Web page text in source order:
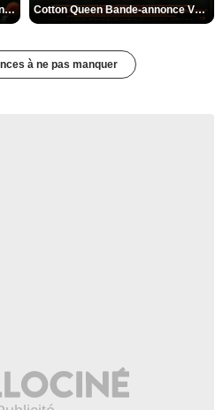
Des Fleurs pour Tokyo Bande-annonce VO STFR Cotton Queen Bande-annonce VO STFR
à ne pas manquer